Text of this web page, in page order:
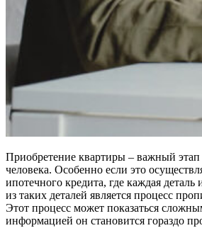
Приобретение квартиры – важный
человека. Особенно если это
ипотечного кредита, где каждая
из таких деталей является процесс
Этот процесс может показаться
информацией он становится гораздо